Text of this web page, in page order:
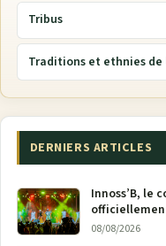
Tribus
Traditions et ethnies de
DERNIERS ARTICLES
Innoss’B, le
08/08/2026